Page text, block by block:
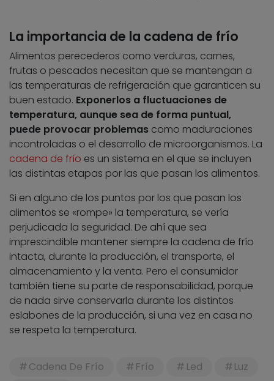
La importancia de la cadena de frío
Alimentos perecederos como verduras, carnes,
frutas o pescados necesitan que se mantengan a
las temperaturas de refrigeración que garanticen su
buen estado. Exponerlos a fluctuaciones de
temperatura, aunque sea de forma puntual,
puede provocar problemas como maduraciones
incontroladas o el desarrollo de microorganismos. La
cadena de frío es un sistema en el que se incluyen
las distintas etapas por las que pasan los alimentos.
Si en alguno de los puntos por los que pasan los
alimentos se «rompe» la temperatura, se vería
perjudicada la seguridad. De ahí que sea
imprescindible mantener siempre la cadena de frío
intacta, durante la producción, el transporte, el
almacenamiento y la venta. Pero el consumidor
también tiene su parte de responsabilidad, porque
de nada sirve conservarla durante los distintos
eslabones de la producción, si una vez en casa no
se respeta la temperatura.
Cadena De Frío Frío Led
Luz